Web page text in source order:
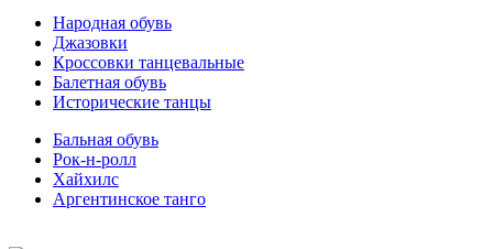
Народная обувь
Джазовки
Кроссовки танцевальные
Балетная обувь
Исторические танцы
Бальная обувь
Рок-н-ролл
Хайхилс
Аргентинское танго